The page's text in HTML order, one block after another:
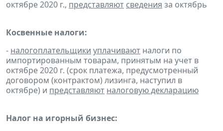
октябре 2020 г., представляют сведения за октябрь
Косвенные налоги:
- налогоплательщики уплачивают налоги по
импортированным товарам, принятым на учет в
октябре 2020 г. (срок платежа, предусмотренный
договором (контрактом) лизинга, наступил в
октябре) и представляют налоговую декларацию
Налог на игорный бизнес: